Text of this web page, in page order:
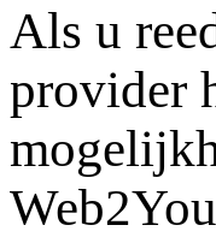
Als u
provider